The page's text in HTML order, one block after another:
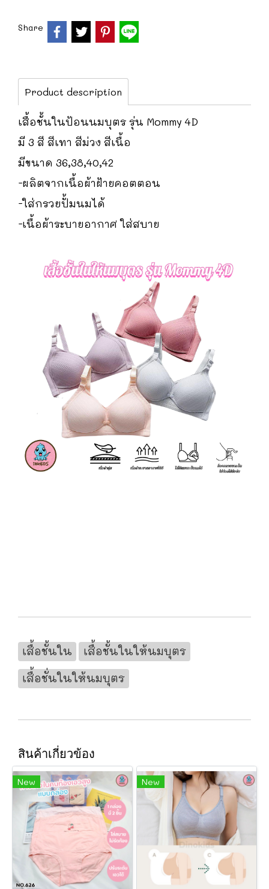
Share
Product description
เสื้อชั้นในป้อนนมบุตร รุ่น Mommy 4D
มี 3 สี สีเทา สีม่วง สีเนื้อ
มีขนาด 36,38,40,42
-ผลิตจากเนื้อผ้าฝ้ายคอตตอน
-ใส่กรวยปั้มนมได้
-เนื้อผ้าระบายอากาศ ใส่สบาย
เสื้อชั้นใน
เสื้อชั้นในให้นมบุตร
เสื้อชั่นในให้นมบุตร
สินค้าเกี่ยวข้อง
New New